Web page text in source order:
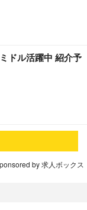
ドル活躍中 紹介予
by 求人ボックス